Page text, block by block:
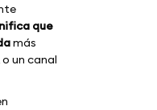
que
más
un canal